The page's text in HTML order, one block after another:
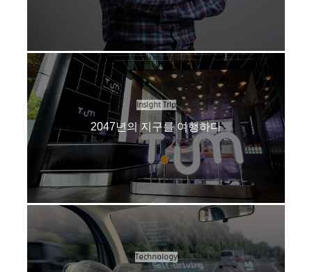
Insight Trip
2047년의 지구를 여행하다
Technology